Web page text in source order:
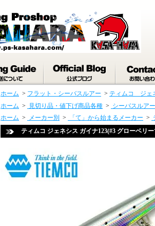
ホーム > フラット・シーバスルアー > ティムコ ジェ
ホーム > 見切り品・値下げ商品各種 > シーバスルア
ホーム > メーカー別 > 「て」から始まるメーカー >
ティムコ ジェネシス ガイナ123(#3 グローベリ